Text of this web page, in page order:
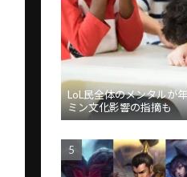
LoL民全体のメンタルが
ミン文化影響の指摘も